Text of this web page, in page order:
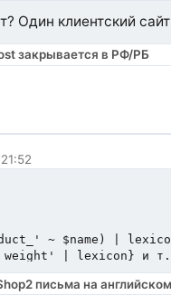
Один клиентский
закрывается в РФ/РБ
~ $name) |
| lexicon} и
на русском
письма на английском